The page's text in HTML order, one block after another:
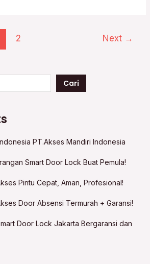
2 Next →
Cari
PT.Akses Mandiri Indonesia
Smart Door Lock Buat Pemula!
Pintu Cepat, Aman, Profesional!
Door Absensi Termurah + Garansi!
Door Lock Jakarta Bergaransi dan